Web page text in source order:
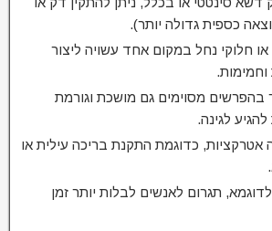
כספית גדולה יותר).
חלוקי נחל במקום אחד עשויה ליצור
בהפרשים מסוימים גם מושכת וגורמת
לגינה.
אטרקציות, כדוגמת התקנת בריכה עילית או
תגרום לאנשים לבלות יותר זמן